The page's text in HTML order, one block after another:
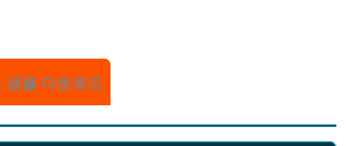
샘플 다운로드